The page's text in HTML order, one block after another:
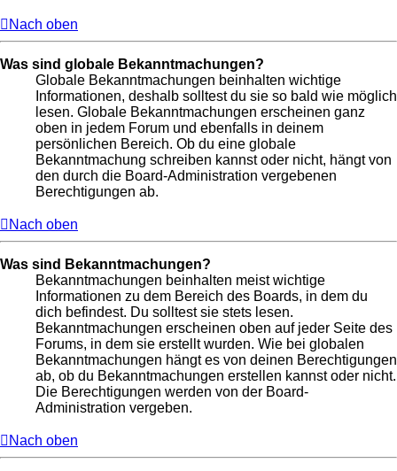
Nach oben
Was sind globale Bekanntmachungen?
Globale Bekanntmachungen beinhalten wichtige
Informationen, deshalb solltest du sie so bald wie möglich
lesen. Globale Bekanntmachungen erscheinen ganz
oben in jedem Forum und ebenfalls in deinem
persönlichen Bereich. Ob du eine globale
Bekanntmachung schreiben kannst oder nicht, hängt von
den durch die Board-Administration vergebenen
Berechtigungen ab.
Nach oben
Was sind Bekanntmachungen?
Bekanntmachungen beinhalten meist wichtige
Informationen zu dem Bereich des Boards, in dem du
dich befindest. Du solltest sie stets lesen.
Bekanntmachungen erscheinen oben auf jeder Seite des
Forums, in dem sie erstellt wurden. Wie bei globalen
Bekanntmachungen hängt es von deinen Berechtigungen
ab, ob du Bekanntmachungen erstellen kannst oder nicht.
Die Berechtigungen werden von der Board-
Administration vergeben.
Nach oben